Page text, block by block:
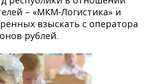
– «МКМ-Логистика» и
взыскать с оператора
рублей.